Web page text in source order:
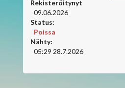
Rekisteröitynyt
09.06.2026
Status:
Poissa
Nähty:
05:29 28.7.2026